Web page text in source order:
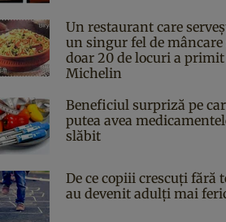
Un restaurant care
un singur fel de mâncare
doar 20 de locuri a primit
Michelin
Beneficiul surpriză pe
putea avea
slăbit
De ce copiii crescuți fără
au devenit adulți mai